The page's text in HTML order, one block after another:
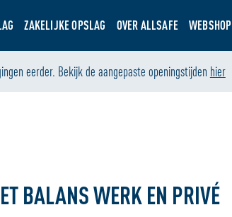
ZAKELIJKE OPSLAG OVER ALLSAFE WEBSHOP
eerder. Bekijk de aangepaste openingstijden hier
BALANS WERK EN PRIVÉ